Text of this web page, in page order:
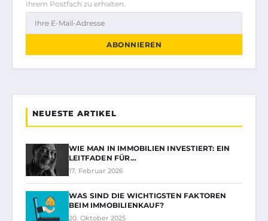
Ihrem Postfach zu erhalten.
ABONNIEREN
NEUESTE ARTIKEL
WIE MAN IN IMMOBILIEN INVESTIERT: EIN
LEITFADEN FÜR…
17. Februar 2026
WAS SIND DIE WICHTIGSTEN FAKTOREN
BEIM IMMOBILIENKAUF?
20. Oktober 2025